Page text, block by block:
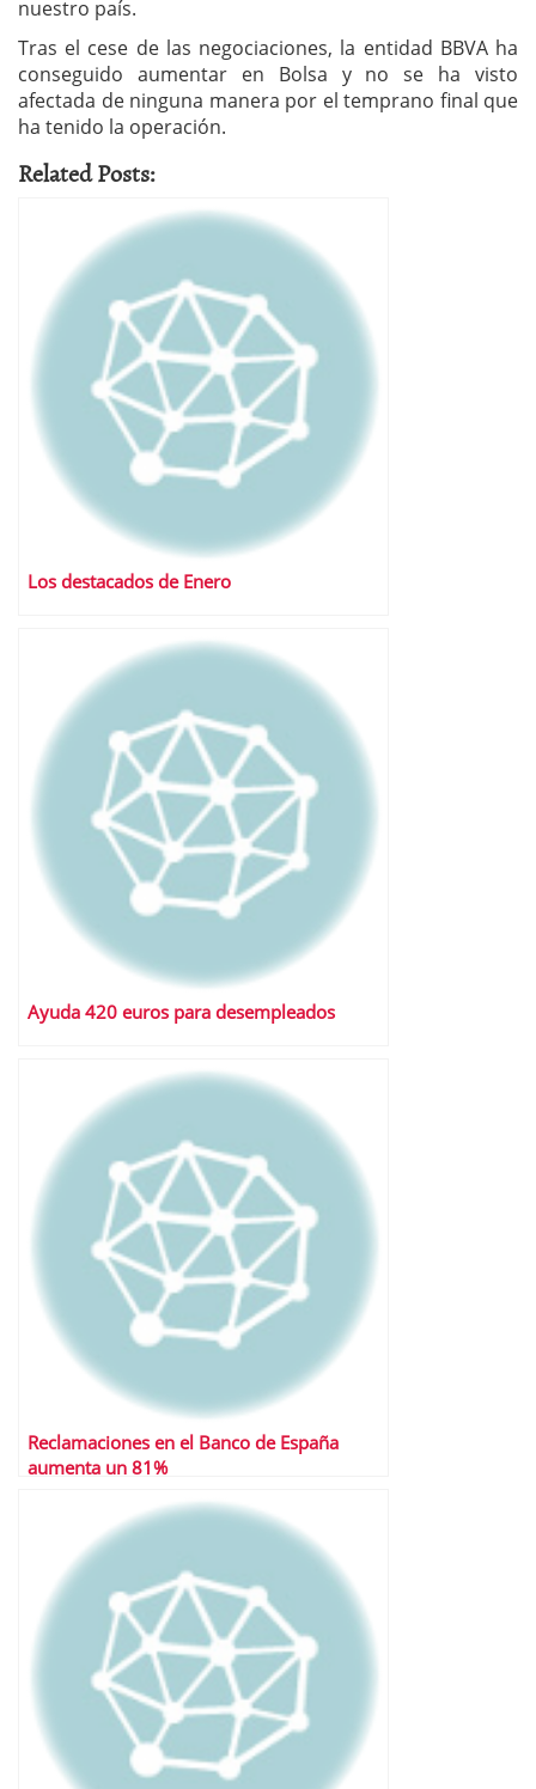
nuestro país.
Tras el cese de las negociaciones, la entidad BBVA ha
conseguido aumentar en Bolsa y no se ha visto
afectada de ninguna manera por el temprano final que
ha tenido la operación.
Related Posts:
Los destacados de Enero
Ayuda 420 euros para desempleados
Reclamaciones en el Banco de España
aumenta un 81%